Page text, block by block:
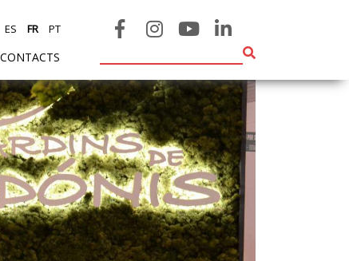
ES FR PT